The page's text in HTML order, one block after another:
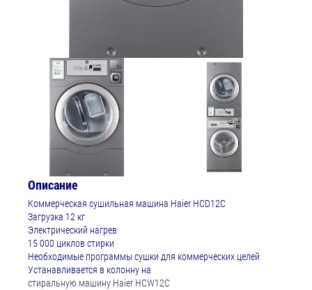
Описание
Коммерческая сушильная машина Haier HCD12C
Загрузка 12 кг
Электрический нагрев
15 000 циклов стирки
Необходимые программы сушки для коммерческих целей
Устанавливается в колонну на
стиральную машину Haier HCW12C